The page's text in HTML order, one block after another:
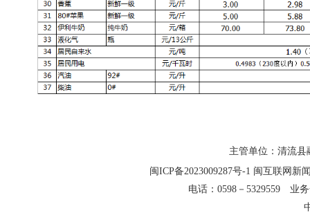
主管单位：清流县
闽ICP备2023009287号-1 闽互联网新
电话：0598－5329559 业